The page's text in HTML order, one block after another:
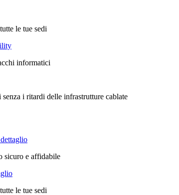
le tue sedi
informatici
i ritardi delle infrastrutture cablate
sicuro e affidabile
le tue sedi